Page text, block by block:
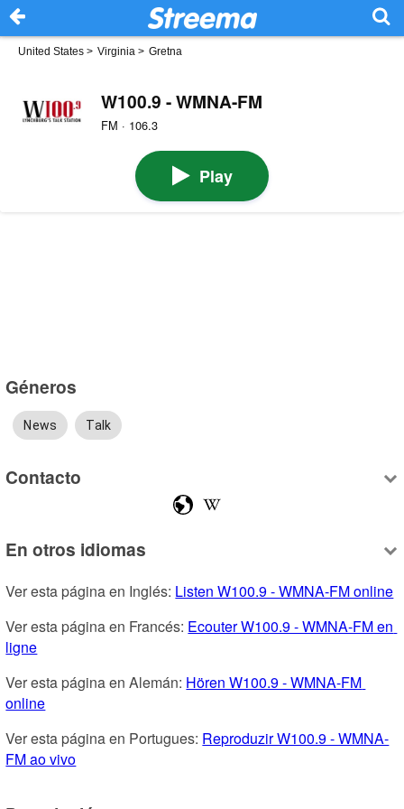
United States > Virginia > Gretna
W100.9 - WMNA-FM
FM · 106.3
Play
Géneros
News Talk
Contacto
En otros idiomas
Ver esta página en Inglés: Listen W100.9 - WMNA-FM online
Ver esta página en Francés: Ecouter W100.9 - WMNA-FM en
ligne
Ver esta página en Alemán: Hören W100.9 - WMNA-FM
online
Ver esta página en Portugues: Reproduzir W100.9 - WMNA-
FM ao vivo